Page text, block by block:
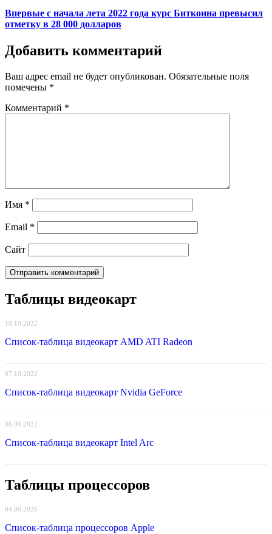
Впервые с начала лета 2022 года курс Биткоина превысил
отметку в 28 000 долларов
Добавить комментарий
Ваш адрес email не будет опубликован. Обязательные поля
помечены *
Комментарий *
Имя *
Email *
Сайт
Таблицы видеокарт
10.10.2022
Список-таблица видеокарт AMD ATI Radeon
07.10.2022
Список-таблица видеокарт Nvidia GeForce
06.09.2022
Список-таблица видеокарт Intel Arc
Таблицы процессоров
04.06.2026
Список-таблица процессоров Apple